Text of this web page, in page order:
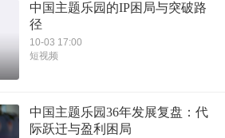
中国主题乐园的IP困局与突破路
径
10-03 17:00
短视频
中国主题乐园36年发展复盘：代
际跃迁与盈利困局